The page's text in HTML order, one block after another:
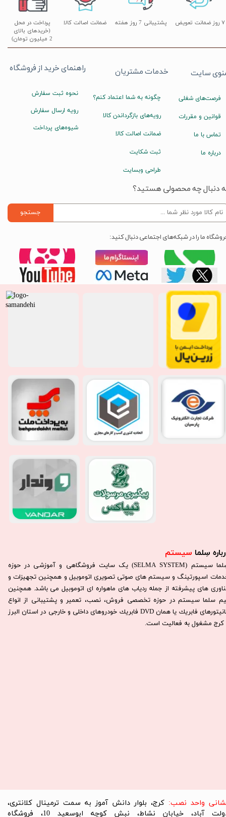
سِلما سیستم​​​​​​​
سِلما سيستم (SELMA SYSTEM) یک سایت فروشگاهی و آموزشی در حوزه
اسپورتینگ و سیستم های صوتی تصویری اتوموبیل و همچنین تجهیزات و
های پیشرفته از جمله ردیاب های ماهواره ای اتوموبیل می باشد. همچنين
سلما سيستم در حوزه تخصصی فروش، نصب، تعمير و پشتيبانی از انواع
مانيتورهای فابريك يا همان DVD فابريك خودروهای داخلی و خارجی در استان البرز
كرج مشغول به فعاليت است.​​​​​​​
پشتیبانی 7 روز هفته
پرداخت در محل
(خریدهای بالای
2 میلیون تومان)
۷ روز ضمانت تعویض ضمانت اصالت کالا
راهنمای خرید از فروشگاه
نحوه ثبت سفارش
رویه ارسال سفارش
شیوه‌های پرداخت
خدمات مشتریان
چگونه به شما اعتماد کنم؟
رویه‌های بازگرداندن کالا
ضمانت اصالت کالا
ثبت شکایت
طراحی وبسایت
سایت
فرصت‌های شغلی
قوانین و مقررات
تماس با ما
درباره ما
دنبال چه محصولی هستید؟
جستجو
ما را در شبکه‌های اجتماعی دنبال کنید:
واحد نصب: کرج، بلوار دانش آموز به سمت ترمینال کلانتری،
دولت آباد، خیابان نشاط، نبش کوچه ابوسعید 10، فروشگاه